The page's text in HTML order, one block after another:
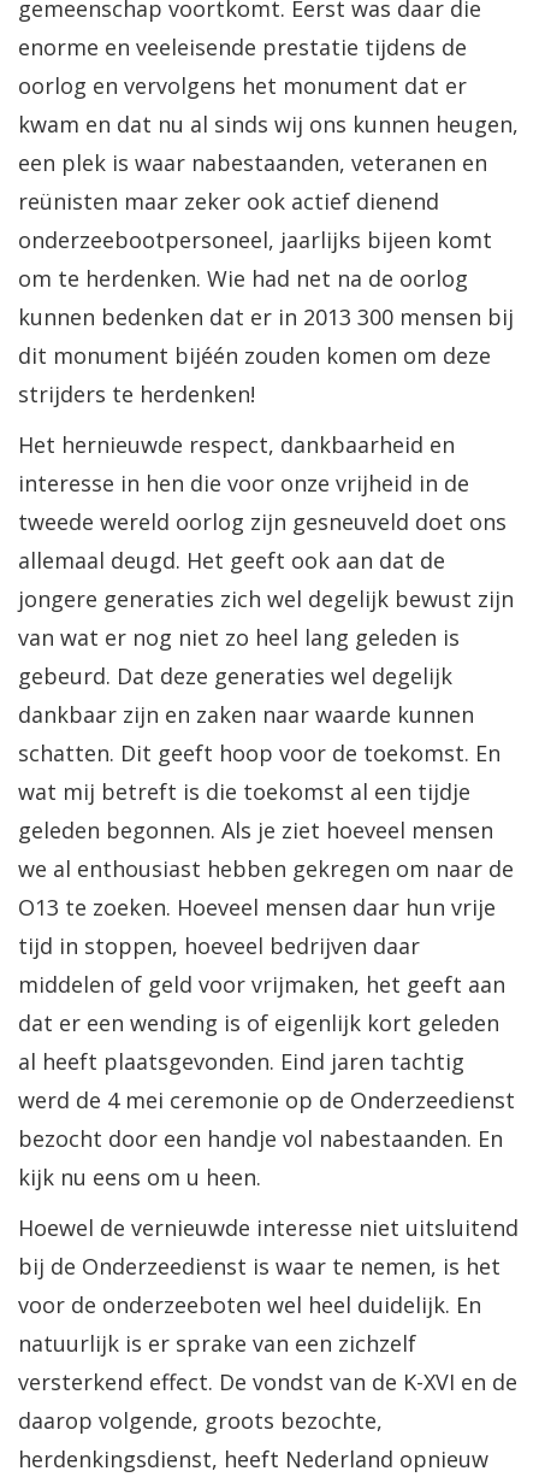
gemeenschap voortkomt. Eerst was daar die
enorme en veeleisende prestatie tijdens de
oorlog en vervolgens het monument dat er
kwam en dat nu al sinds wij ons kunnen heugen,
een plek is waar nabestaanden, veteranen en
reünisten maar zeker ook actief dienend
onderzeebootpersoneel, jaarlijks bijeen komt
om te herdenken. Wie had net na de oorlog
kunnen bedenken dat er in 2013 300 mensen bij
dit monument bijéén zouden komen om deze
strijders te herdenken!
Het hernieuwde respect, dankbaarheid en
interesse in hen die voor onze vrijheid in de
tweede wereld oorlog zijn gesneuveld doet ons
allemaal deugd. Het geeft ook aan dat de
jongere generaties zich wel degelijk bewust zijn
van wat er nog niet zo heel lang geleden is
gebeurd. Dat deze generaties wel degelijk
dankbaar zijn en zaken naar waarde kunnen
schatten. Dit geeft hoop voor de toekomst. En
wat mij betreft is die toekomst al een tijdje
geleden begonnen. Als je ziet hoeveel mensen
we al enthousiast hebben gekregen om naar de
O13 te zoeken. Hoeveel mensen daar hun vrije
tijd in stoppen, hoeveel bedrijven daar
middelen of geld voor vrijmaken, het geeft aan
dat er een wending is of eigenlijk kort geleden
al heeft plaatsgevonden. Eind jaren tachtig
werd de 4 mei ceremonie op de Onderzeedienst
bezocht door een handje vol nabestaanden. En
kijk nu eens om u heen.
Hoewel de vernieuwde interesse niet uitsluitend
bij de Onderzeedienst is waar te nemen, is het
voor de onderzeeboten wel heel duidelijk. En
natuurlijk is er sprake van een zichzelf
versterkend effect. De vondst van de K-XVI en de
daarop volgende, groots bezochte,
herdenkingsdienst, heeft Nederland opnieuw